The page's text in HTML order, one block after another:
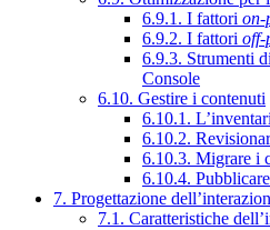
6.9.1. I fattori on-
6.9.2. I fattori off-
6.9.3. Strumenti
Console
6.10. Gestire i contenuti
6.10.1.
6.10.2.
6.10.3. Migrare i
6.10.4.
7. Progettazione
7.1. Caratteristiche